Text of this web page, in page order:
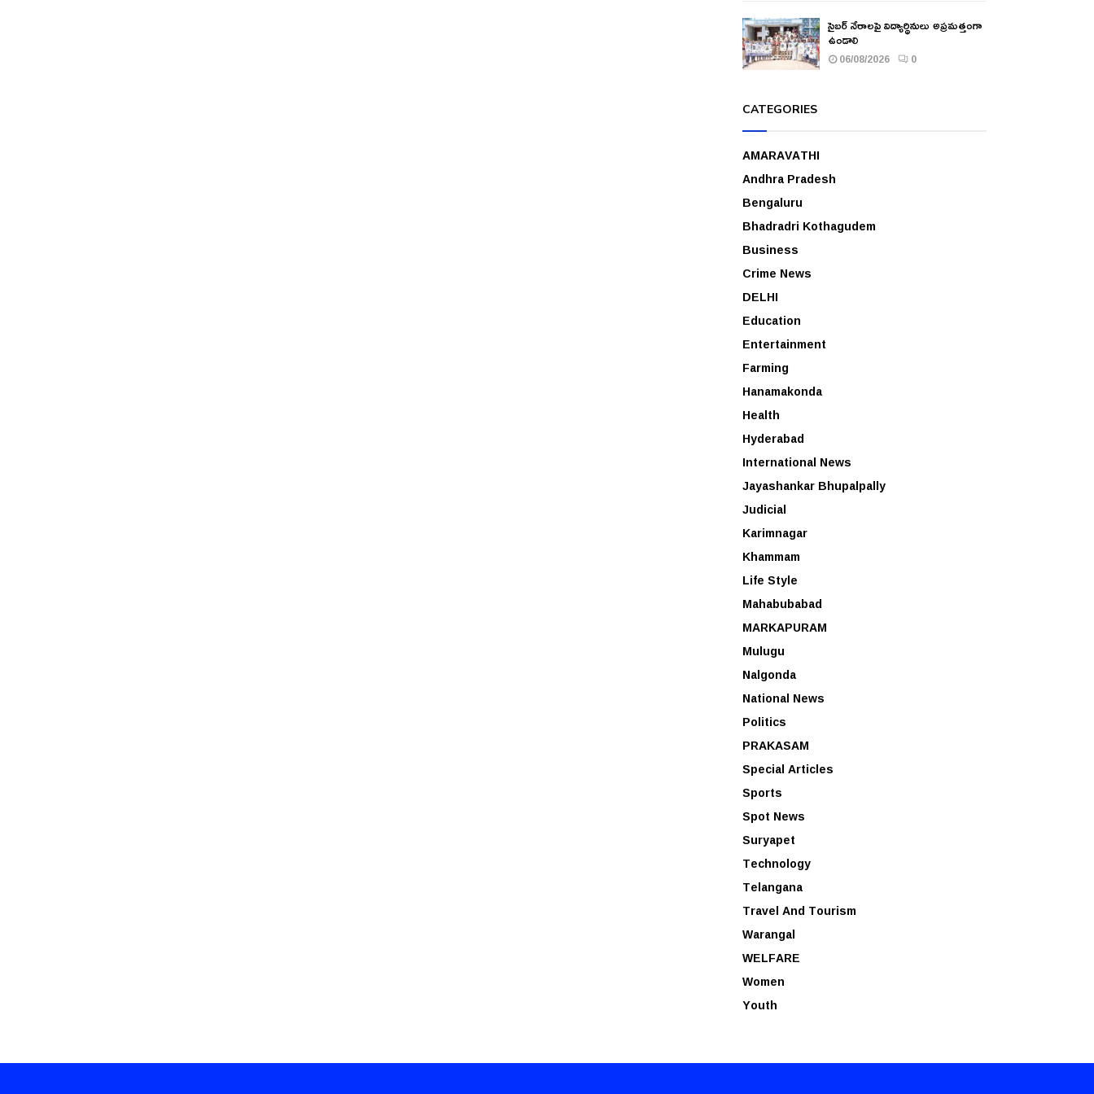
సైబర్ నేరాలపై విద్యార్థినులు అప్రమత్తంగా
ఉండాలి
06/08/2026 0
CATEGORIES
AMARAVATHI
Andhra Pradesh
Bengaluru
Bhadradri Kothagudem
Business
Crime News
DELHI
Education
Entertainment
Farming
Hanamakonda
Health
Hyderabad
International News
Jayashankar Bhupalpally
Judicial
Karimnagar
Khammam
Life Style
Mahabubabad
MARKAPURAM
Mulugu
Nalgonda
National News
Politics
PRAKASAM
Special Articles
Sports
Spot News
Suryapet
Technology
Telangana
Travel And Tourism
Warangal
WELFARE
Women
Youth